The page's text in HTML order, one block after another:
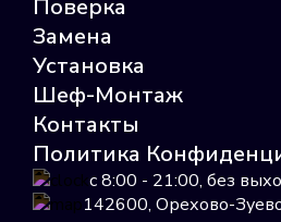
Выбрать
Поверка
Замена
Установка
Шеф-Монтаж
Контакты
Политика
с 8:00 - 21:00, без
142600, Орехово-